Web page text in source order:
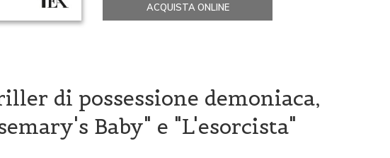
ACQUISTA ONLINE
di possessione demoniaca,
Baby" e "L'esorcista"